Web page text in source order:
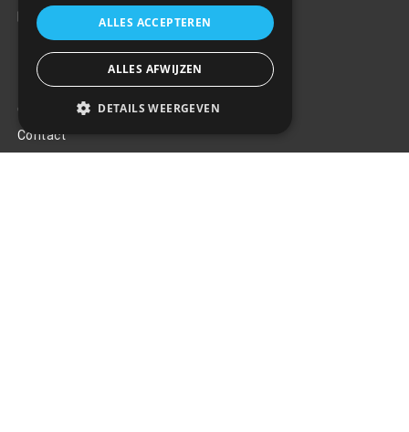
info@rrparts.nl
Klantenservice
Over ons
Contact
ALLES ACCEPTEREN
ALLES AFWIJZEN
DETAILS WEERGEVEN